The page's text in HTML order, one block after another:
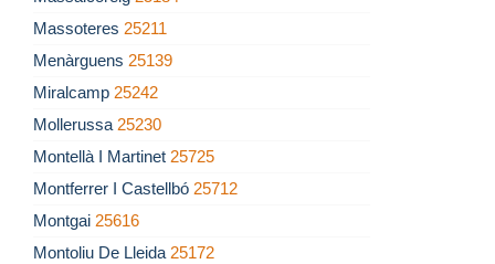
Massoteres 25211
Menàrguens 25139
Miralcamp 25242
Mollerussa 25230
Montellà I Martinet 25725
Montferrer I Castellbó 25712
Montgai 25616
Montoliu De Lleida 25172